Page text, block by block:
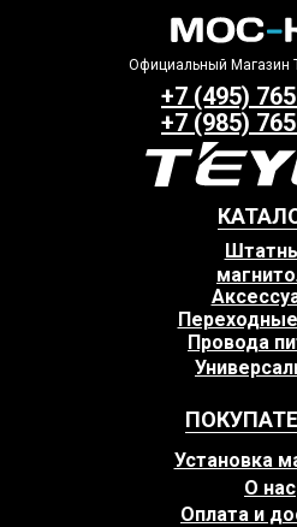
+7 (495)
+7 (985)
Провода
Официальный Магазин
Установка
Оплата и
О нас